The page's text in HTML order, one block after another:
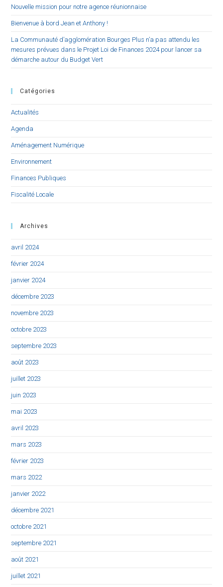
Nouvelle mission pour notre agence réunionnaise
Bienvenue à bord Jean et Anthony !
La Communauté d’agglomération Bourges Plus n’a pas attendu les
mesures prévues dans le Projet Loi de Finances 2024 pour lancer sa
démarche autour du Budget Vert
Catégories
Actualités
Agenda
Aménagement Numérique
Environnement
Finances Publiques
Fiscalité Locale
Archives
avril 2024
février 2024
janvier 2024
décembre 2023
novembre 2023
octobre 2023
septembre 2023
août 2023
juillet 2023
juin 2023
mai 2023
avril 2023
mars 2023
février 2023
mars 2022
janvier 2022
décembre 2021
octobre 2021
septembre 2021
août 2021
juillet 2021